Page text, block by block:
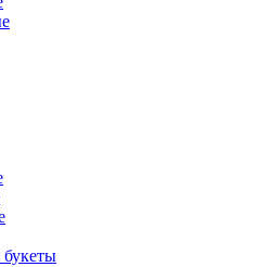
букеты